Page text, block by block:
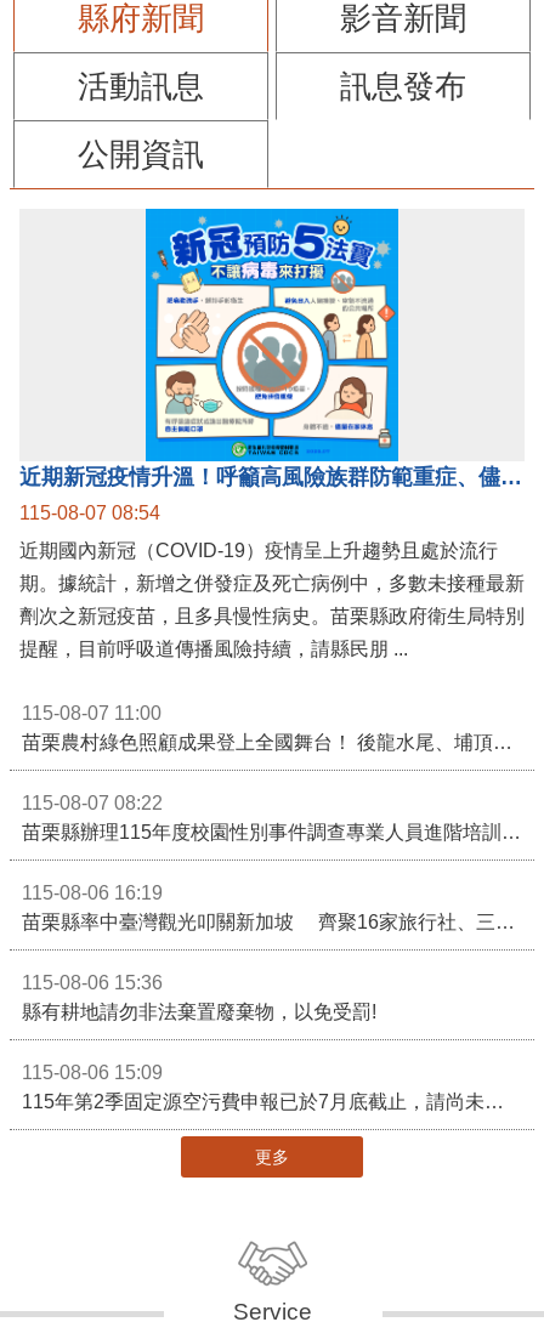
縣府新聞
影音新聞
活動訊息
訊息發布
公開資訊
近期新冠疫情升溫！呼籲高風險族群防範重症、儘速接種疫苗及早就醫
115-08-07 08:54
近期國內新冠（COVID-19）疫情呈上升趨勢且處於流行
期。據統計，新增之併發症及死亡病例中，多數未接種最新
劑次之新冠疫苗，且多具慢性病史。苗栗縣政府衛生局特別
提醒，目前呼吸道傳播風險持續，請縣民朋 ...
115-08-07 11:00
苗栗農村綠色照顧成果登上全國舞台！ 後龍水尾、埔頂社區前進2026高齡健康產業博覽會
115-08-07 08:22
苗栗縣辦理115年度校園性別事件調查專業人員進階培訓 深化調查實務能力 持續打造安全友善校園
115-08-06 16:19
苗栗縣率中臺灣觀光叩關新加坡 齊聚16家旅行社、三大航空 NATAS旅展開賣主題遊程
115-08-06 15:36
縣有耕地請勿非法棄置廢棄物，以免受罰!
115-08-06 15:09
115年第2季固定源空污費申報已於7月底截止，請尚未申報公私場所儘速完成申繳，以免面臨滯納金及罰鍰!
更多